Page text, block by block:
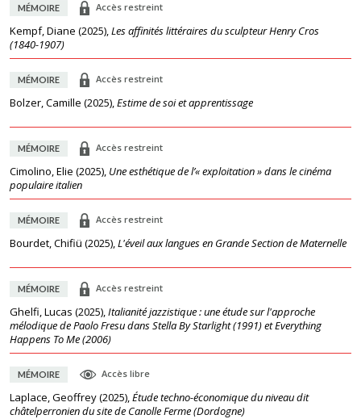
MÉMOIRE Accès restreint
Kempf, Diane (2025),Les affinités littéraires du sculpteur Henry Cros
(1840-1907)
MÉMOIRE Accès restreint
Bolzer, Camille (2025),Estime de soi et apprentissage
MÉMOIRE Accès restreint
Cimolino, Elie (2025), Une esthétique de l’« exploitation » dans le cinéma
populaire italien
MÉMOIRE Accès restreint
Bourdet, Chifiü (2025),L'éveil aux langues en Grande Section de Maternelle
MÉMOIRE Accès restreint
Ghelfi, Lucas (2025),Italianité jazzistique : une étude sur l'approche
mélodique de Paolo Fresu dans Stella By Starlight (1991) et Everything
Happens To Me (2006)
MÉMOIRE Accès libre
Laplace, Geoffrey(2025),Étude techno-économique du niveau dit
châtelperronien du site de Canolle Ferme (Dordogne)